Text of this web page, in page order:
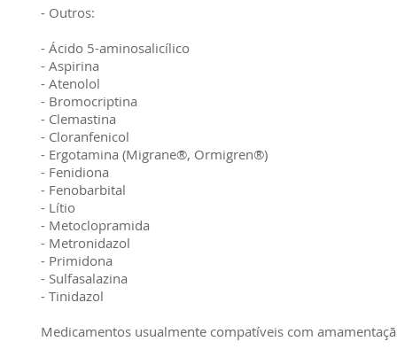
- Outros:
- Ácido 5-aminosalicílico
- Aspirina
- Atenolol
- Bromocriptina
- Clemastina
- Cloranfenicol
- Ergotamina (Migrane®, Ormigren®)
- Fenidiona
- Fenobarbital
- Lítio
- Metoclopramida
- Metronidazol
- Primidona
- Sulfasalazina
- Tinidazol
Medicamentos usualmente compatíveis com